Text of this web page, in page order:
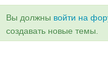
Вы должны войти на
создавать новые темы.